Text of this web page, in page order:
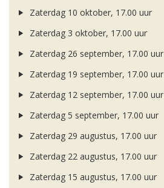
Zaterdag 10 oktober, 17.00 uur
Zaterdag 3 oktober, 17.00 uur
Zaterdag 26 september, 17.00 uur
Zaterdag 19 september, 17.00 uur
Zaterdag 12 september, 17.00 uur
Zaterdag 5 september, 17.00 uur
Zaterdag 29 augustus, 17.00 uur
Zaterdag 22 augustus, 17.00 uur
Zaterdag 15 augustus, 17.00 uur